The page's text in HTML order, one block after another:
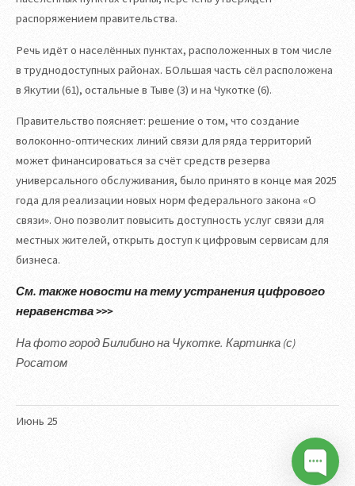
Июнь 25
распоряжением правительства.
Речь идёт о населённых пунктах, расположенных в том числе
в труднодоступных районах. БОльшая часть сёл расположена
в Якутии (61), остальные в Тыве (3) и на Чукотке (6).
Правительство поясняет: решение о том, что создание
волоконно-оптических линий связи для ряда территорий
может финансироваться за счёт средств резерва
универсального обслуживания, было принято в конце мая 2025
года для реализации новых норм федерального закона «О
связи». Оно позволит повысить доступность услуг связи для
местных жителей, открыть доступ к цифровым сервисам для
бизнеса.
См. также новости на тему устранения цифрового
неравенства >>>
На фото город Билибино на Чукотке. Картинка (с)
Росатом